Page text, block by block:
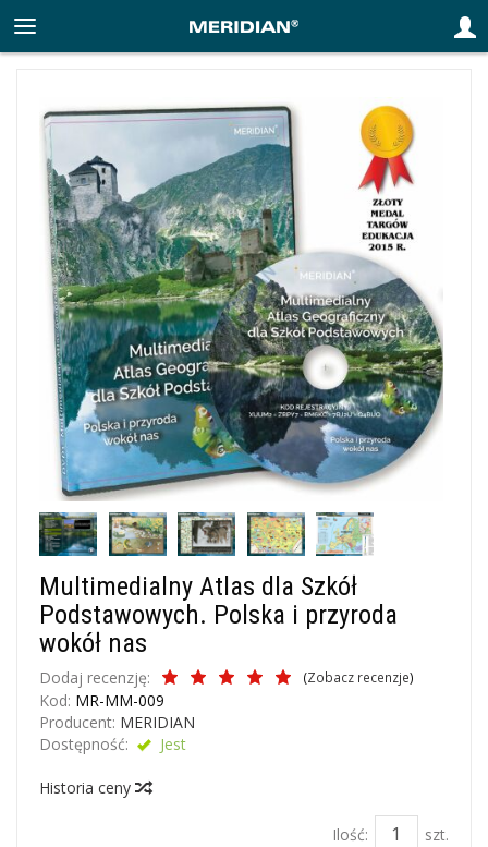
Multimedialny Atlas dla Szkół
Podstawowych. Polska i przyroda
wokół nas
Dodaj recenzję: (Zobacz recenzje)
Kod: MR-MM-009
Producent: MERIDIAN
Dostępność:
Jest
Historia ceny
Ilość:
szt.